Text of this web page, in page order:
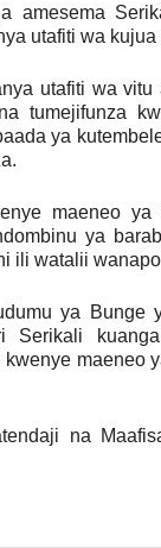
amesema
utafiti wa
utafiti wa
tumejifunza
ya
maeneo
ya
ili watalii
ya Bunge
Serikali
maeneo
na